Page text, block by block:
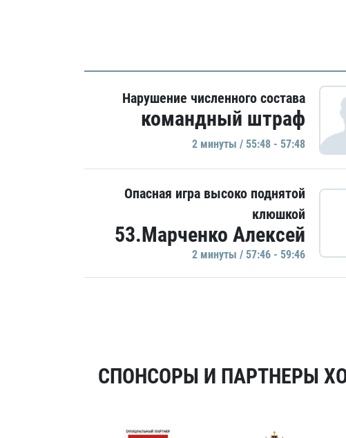
Нарушение численного состава
командный штраф
2 минуты / 55:48 - 57:48
Опасная игра высоко поднятой
клюшкой
53.Марченко Алексей
2 минуты / 57:46 - 59:46
СПОНСОРЫ И ПАРТНЕРЫ